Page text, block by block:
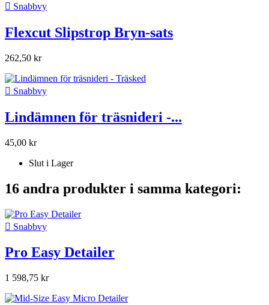
 Snabbvy
Flexcut Slipstrop Bryn-sats
262,50 kr
 Snabbvy
Lindämnen för träsnideri -...
45,00 kr
Slut i Lager
16 andra produkter i samma kategori:
 Snabbvy
Pro Easy Detailer
1 598,75 kr